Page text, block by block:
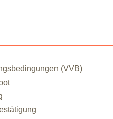
(VVB)